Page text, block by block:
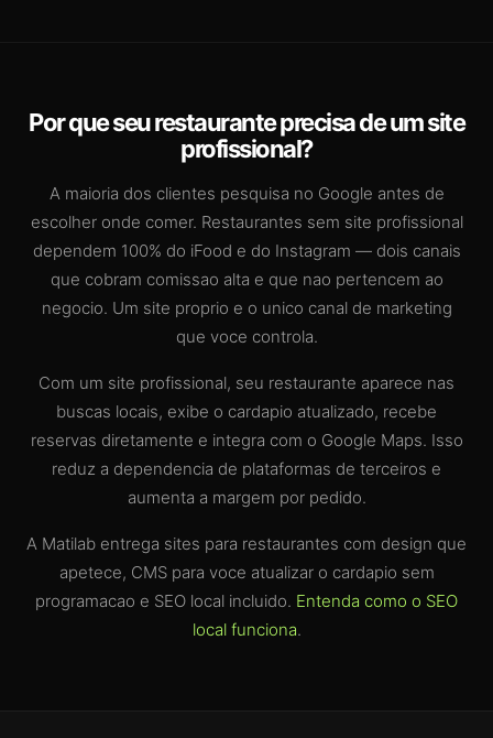
Por que seu restaurante precisa de um site
profissional?
A maioria dos clientes pesquisa no Google antes de
escolher onde comer. Restaurantes sem site profissional
dependem 100% do iFood e do Instagram — dois canais
que cobram comissao alta e que nao pertencem ao
negocio. Um site proprio e o unico canal de marketing
que voce controla.
Com um site profissional, seu restaurante aparece nas
buscas locais, exibe o cardapio atualizado, recebe
reservas diretamente e integra com o Google Maps. Isso
reduz a dependencia de plataformas de terceiros e
aumenta a margem por pedido.
A Matilab entrega sites para restaurantes com design que
apetece, CMS para voce atualizar o cardapio sem
programacao e SEO local incluido. Entenda como o SEO
local funciona.